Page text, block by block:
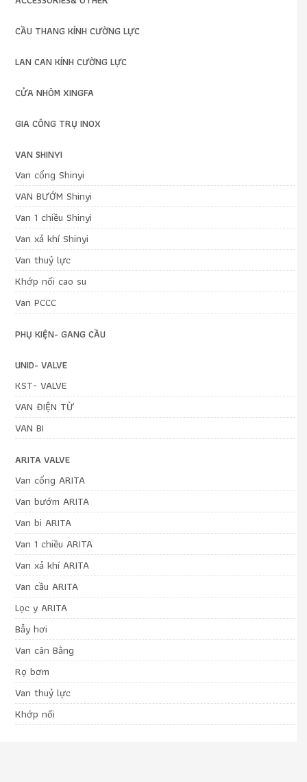
CẦU THANG KÍNH CƯỜNG LỰC
LAN CAN KÍNH CƯỜNG LỰC
CỬA NHÔM XINGFA
GIA CÔNG TRỤ INOX
VAN SHINYI
Van cổng Shinyi
VAN BƯỚM Shinyi
Van 1 chiều Shinyi
Van xả khí Shinyi
Van thuỷ lực
Khớp nối cao su
Van PCCC
PHỤ KIỆN- GANG CẦU
UNID- VALVE
KST- VALVE
VAN ĐIỆN TỪ
VAN BI
ARITA VALVE
Van cổng ARITA
Van bướm ARITA
Van bi ARITA
Van 1 chiều ARITA
Van xả khí ARITA
Van cầu ARITA
Lọc y ARITA
Bẫy hơi
Van cân Bằng
Rọ bơm
Van thuỷ lực
Khớp nối